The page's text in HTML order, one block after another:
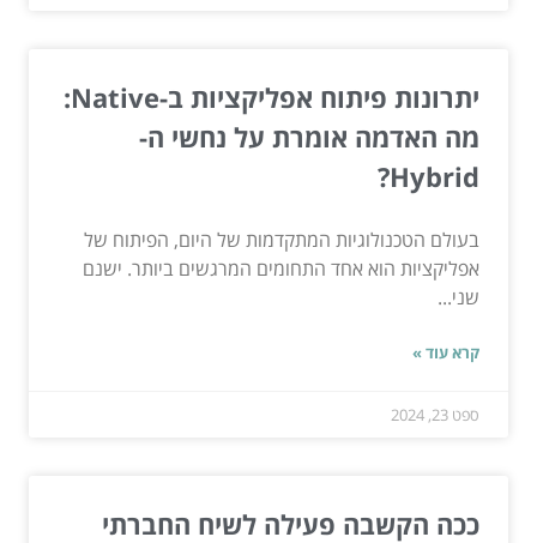
יתרונות פיתוח אפליקציות ב-Native:
מה האדמה אומרת על נחשי ה-
Hybrid?
בעולם הטכנולוגיות המתקדמות של היום, הפיתוח של
אפליקציות הוא אחד התחומים המרגשים ביותר. ישנם
שני...
קרא עוד »
ספט 23, 2024
ככה הקשבה פעילה לשיח החברתי